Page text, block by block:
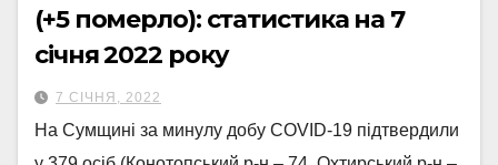
(+5 померло): статистика на 7
січня 2022 року
7 СІЧНЯ, 2022
На Сумщині за минулу добу COVID-19 підтвердили